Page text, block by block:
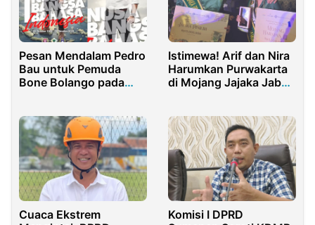
Pesan Mendalam Pedro
Bau untuk Pemuda
Bone Bolango pada
Istimewa! Arif dan Nira
Harumkan Purwakarta
di Mojang Jajaka Jabar
Cuaca Ekstrem
Komisi I DPRD